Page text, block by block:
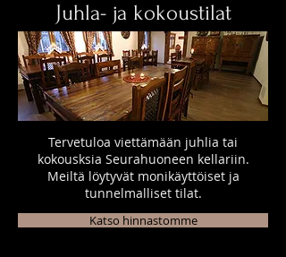
Katso hinnastomme
Juhla- ja kokoustilat
Tervetuloa viettämään juhlia tai
kokousksia Seurahuoneen kellariin.
Meiltä löytyvät monikäyttöiset ja
tunnelmalliset tilat.